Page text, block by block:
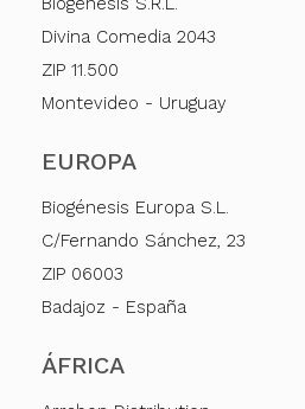
Divina Comedia 2043
ZIP 11.500
Montevideo - Uruguay
EUROPA
Biogénesis Europa S.L.
C/Fernando Sánchez, 23
ZIP 06003
Badajoz - España
ÁFRICA